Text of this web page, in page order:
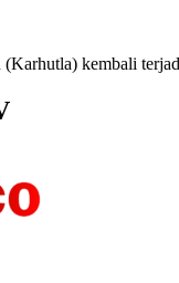
(Karhutla) kembali